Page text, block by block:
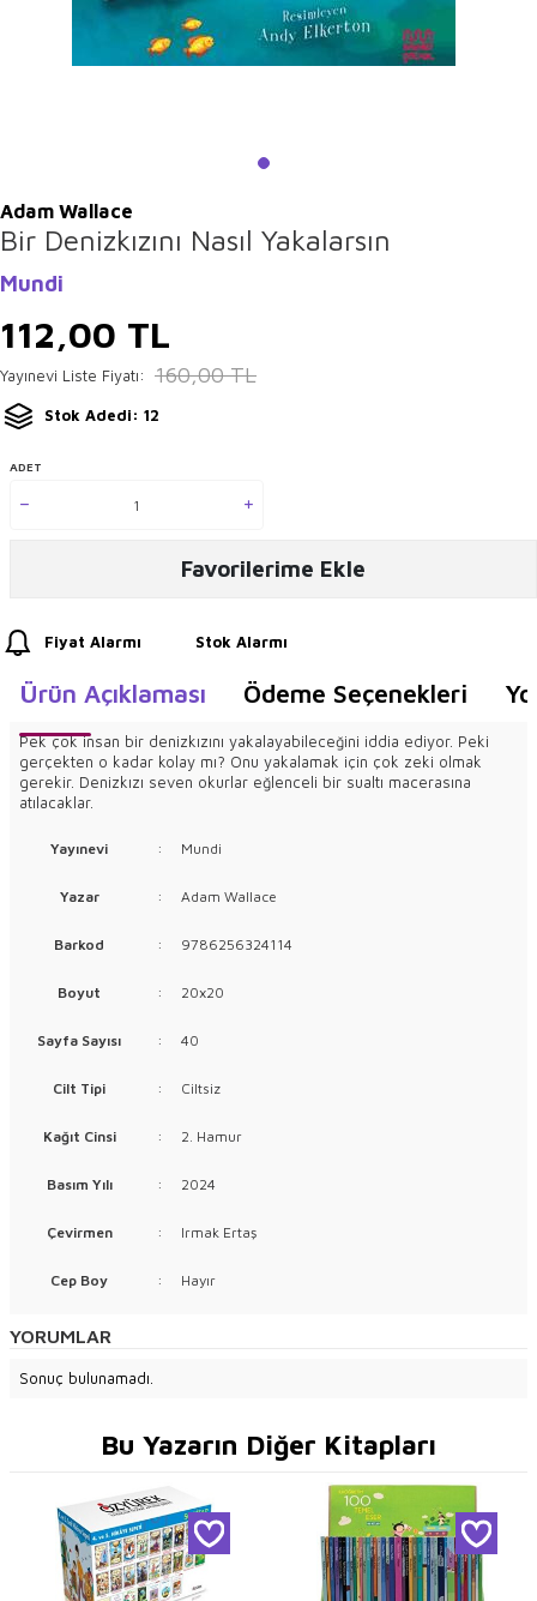
Adam Wallace
Bir Denizkızını Nasıl Yakalarsın
Mundi
112,00 TL
Yayınevi Liste Fiyatı: 160,00TL
Stok Adedi: 12
ADET
Favorilerime Ekle
Fiyat Alarmı Stok Alarmı
Ürün Açıklaması Ödeme Seçenekleri
Pek çok insan bir denizkızını yakalayabileceğini iddia ediyor. Peki
gerçekten o kadar kolay mı? Onu yakalamak için çok zeki olmak
gerekir. Denizkızı seven okurlar eğlenceli bir sualtı macerasına
atılacaklar.
Yayınevi : Mundi
Yazar : Adam Wallace
Barkod : 9786256324114
Boyut : 20x20
Sayfa Sayısı : 40
Cilt Tipi : Ciltsiz
Kağıt Cinsi : 2. Hamur
Basım Yılı : 2024
Çevirmen : Irmak Ertaş
Cep Boy : Hayır
YORUMLAR
Sonuç bulunamadı.
Bu Yazarın Diğer Kitapları